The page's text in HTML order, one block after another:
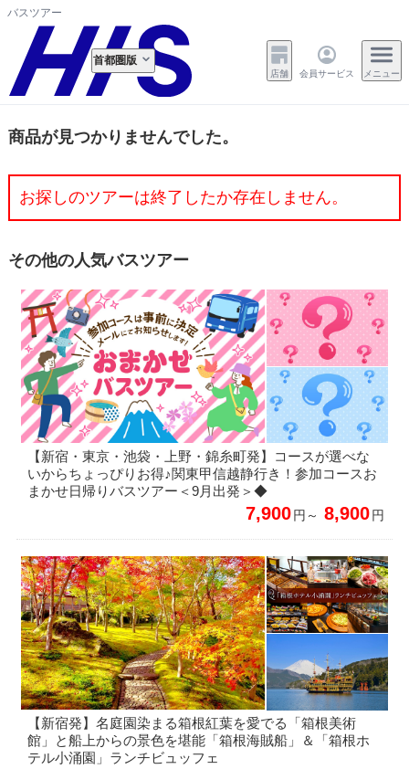
バスツアー
首都圏版
店舗 会員サービス メニュー
商品が見つかりませんでした。
お探しのツアーは終了したか存在しません。
その他の人気バスツアー
【新宿・東京・池袋・上野・錦糸町発】コースが選べな
いからちょっぴりお得♪関東甲信越静行き！参加コースお
まかせ日帰りバスツアー＜9月出発＞◆
7,900円～ 8,900円
【新宿発】名庭園染まる箱根紅葉を愛でる「箱根美術
館」と船上からの景色を堪能「箱根海賊船」＆「箱根ホ
テル小涌園」ランチビュッフェ